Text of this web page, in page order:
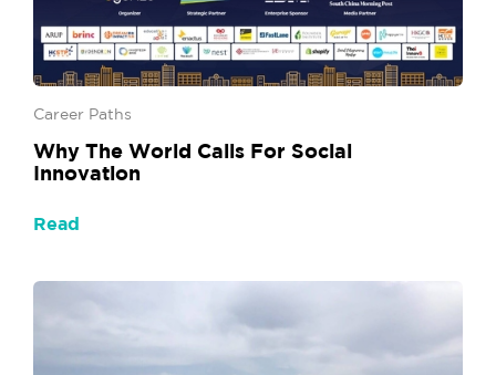
Career Paths
Why The World Calls For Social
Innovation
Read